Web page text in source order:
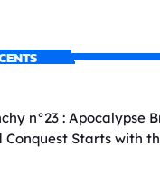
n°23 : Apocalypse
Conquest Starts with